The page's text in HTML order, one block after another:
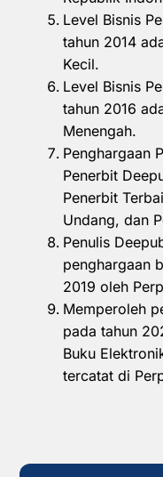
Level Bisnis
tahun 2014
Kecil.
Level Bisnis
tahun 2016
Menengah.
Penghargaan
Penerbit
Penerbit
Undang, dan
Penulis
penghargaan
2019 oleh
Memperoleh
pada tahun
Buku
tercatat di